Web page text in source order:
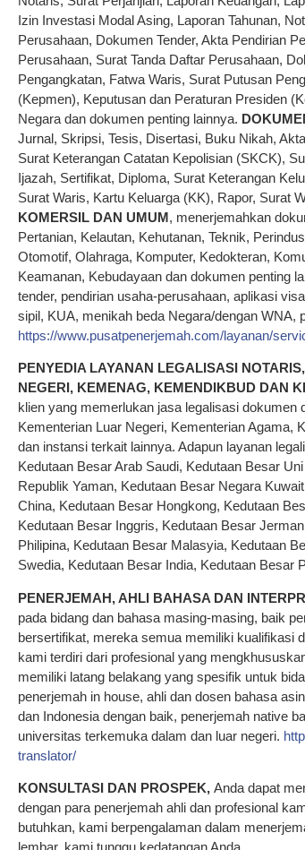
Izin Investasi Modal Asing, Laporan Tahunan,
Perusahaan, Dokumen Tender, Akta Pendirian
Perusahaan, Surat Tanda Daftar Perusahaan,
Pengangkatan, Fatwa Waris, Surat Putusan
(Kepmen), Keputusan dan Peraturan Presiden
Negara dan dokumen penting lainnya.
Jurnal, Skripsi, Tesis, Disertasi, Buku Nikah,
Surat Keterangan Catatan Kepolisian (SKCK),
Ijazah, Sertifikat, Diploma, Surat Keterangan
Surat Waris, Kartu Keluarga (KK), Rapor, Surat
KOMERSIL DAN UMUM, menerjemahkan
Pertanian, Kelautan, Kehutanan, Teknik,
Otomotif, Olahraga, Komputer, Kedokteran,
Keamanan, Kebudayaan dan dokumen penting
tender, pendirian usaha-perusahaan, aplikasi
sipil, KUA, menikah beda Negara/dengan WNA,
https://www.pusatpenerjemah.com/layanan/
PENYEDIA LAYANAN LEGALISASI
NEGERI, KEMENAG, KEMENDIKBUD DAN
klien yang memerlukan jasa legalisasi
Kementerian Luar Negeri, Kementerian Agama,
dan instansi terkait lainnya. Adapun layanan
Kedutaan Besar Arab Saudi, Kedutaan Besar
Republik Yaman, Kedutaan Besar Negara
China, Kedutaan Besar Hongkong, Kedutaan
Kedutaan Besar Inggris, Kedutaan Besar
Philipina, Kedutaan Besar Malasyia, Kedutaan
Swedia, Kedutaan Besar India, Kedutaan Besar
PENERJEMAH, AHLI BAHASA DAN
pada bidang dan bahasa masing-masing, baik
bersertifikat, mereka semua memiliki kualifikasi
kami terdiri dari profesional yang
memiliki latang belakang yang spesifik untuk
penerjemah in house, ahli dan dosen bahasa
dan Indonesia dengan baik, penerjemah native
universitas terkemuka dalam dan luar negeri.
translator/
KONSULTASI DAN PROSPEK, Anda dapat
dengan para penerjemah ahli dan profesional
butuhkan, kami berpengalaman dalam
lembar, kami tunggu kedatangan Anda.